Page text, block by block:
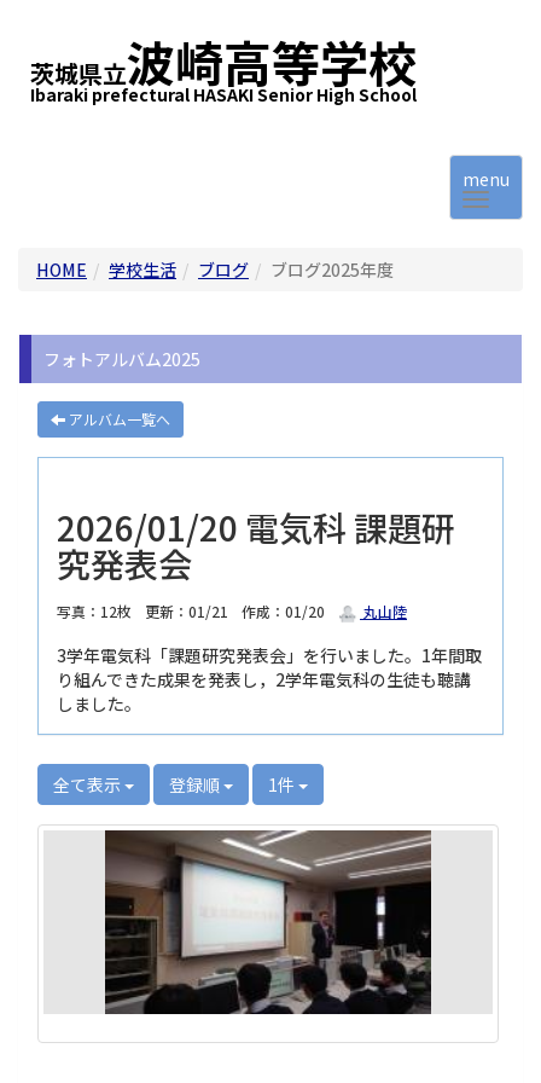
茨城県立波崎高等学校
Ibaraki prefectural HASAKI Senior High School
menu
HOME 学校生活 ブログ ブログ2025年度
フォトアルバム2025
アルバム一覧へ
2026/01/20 電気科 課題研
究発表会
写真：12枚 更新：01/21 作成：01/20 丸山陸
3学年電気科「課題研究発表会」を行いました。1年間取
り組んできた成果を発表し，2学年電気科の生徒も聴講
しました。
全て表示 登録順 1件